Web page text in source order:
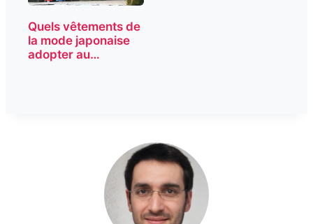
Quels vêtements de
la mode japonaise
adopter au